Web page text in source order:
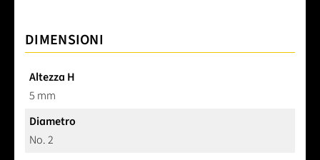
DIMENSIONI
Altezza H
5 mm
Diametro
No. 2